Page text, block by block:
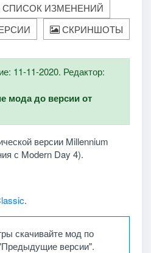
СПИСОК ИЗМЕНЕНИЙ
СКРИНШОТЫ
11-11-2020. Редактор:
мода до версии от
версии Millennium
с Modern Day 4).
.
скачивайте мод по
версии".